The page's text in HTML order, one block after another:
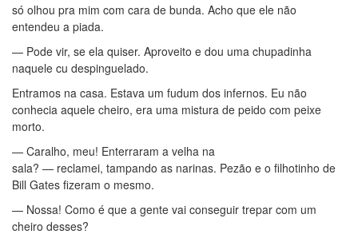
só olhou pra mim com cara de bunda. Acho que ele não
entendeu a piada.
— Pode vir, se ela quiser. Aproveito e dou uma chupadinha
naquele cu despinguelado.
Entramos na casa. Estava um fudum dos infernos. Eu não
conhecia aquele cheiro, era uma mistura de peido com peixe
morto.
— Caralho, meu! Enterraram a velha na
sala? — reclamei, tampando as narinas. Pezão e o filhotinho de
Bill Gates fizeram o mesmo.
— Nossa! Como é que a gente vai conseguir trepar com um
cheiro desses?